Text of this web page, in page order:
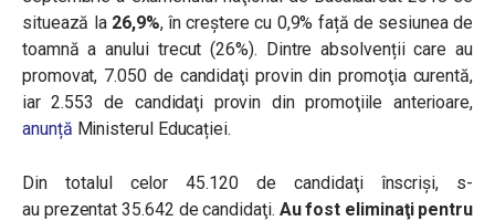
situează la 26,9%, în creștere cu 0,9% față de sesiunea de
toamnă a anului trecut (26%). Dintre absolvenții care au
promovat, 7.050 de candidaţi provin din promoţia curentă,
iar 2.553 de candidaţi provin din promoţiile anterioare,
anunță Ministerul Educației.
Din totalul celor 45.120 de candidaţi înscrişi, s-
au prezentat 35.642 de candidaţi. Au fost eliminaţi pentru